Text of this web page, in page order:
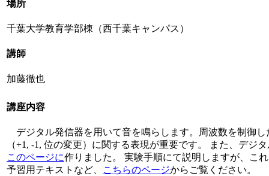
場所
千葉大学教育学部棟（西千葉キャンパス）
講師
加藤徹也
講座内容
デジタル発信器を用いて音を鳴らします。周波数を制御
（+1, -1, 位の変更）に関する表現が重要です。 また、デ
このページに作りました。 実験手順にて説明しますが、こ
予習用テキストなど、
こちらのページからご覧ください。